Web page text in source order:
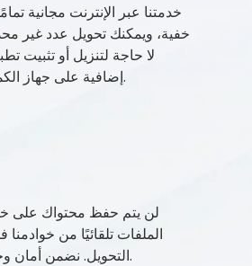
خدمتنا عبر الإنترنت مجانية
خفية، ويمكنك تحويل عدد غير
لا حاجة لتنزيل أو تثبيت
إضافية على جهاز الكمبيوتر الخاص بك.
لن يتم حفظ محتواك على
الملفات تلقائيًا من خوادمنا
التحويل. نضمن أمان وخصوصية ملفاتك.